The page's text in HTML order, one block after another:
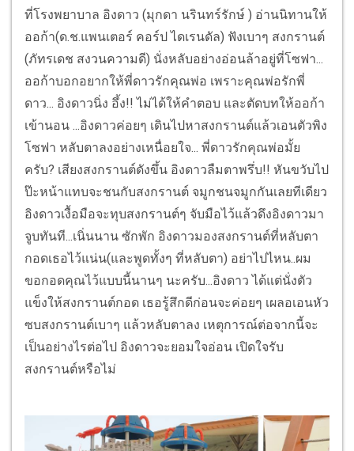
ที่โรงพยาบาล อิงดาว (มุกดา นรินทร์รักษ์ ) อ่านนิทานให้
ออก้า(ด.ช.แพนเตอร์ ​คอร์ป ไดเรนดัล​​) ฟังเบาๆ สงกรานต์
(ภัทรเดช สงวนความดี) นั่งหลับอย่างอ่อนล้าอยู่ที่โซฟา...
ออก้าบอกอยากให้พี่ดาวรักคุณพ่อ เพราะคุณพ่อรักพี่
ดาว... อิงดาวนิ่ง อึ้ง!! ไม่ได้ให้คำตอบ และตัดบทให้ออก้า
เข้านอน ...อิงดาวค่อยๆ เดินไปหาสงกรานต์แล้วเอนตัวพิง
โซฟา หลับตาลงอย่างเหนื่อยใจ... พี่ดาวรักคุณพ่อมั้ย
ครับ? เสียงสงกรานต์ดังขึ้น อิงดาวลืมตาพรึ่บ!! หันขวับไป
ป๊ะหน้าแทบจะชนกับสงกรานต์ จมูกชนจมูกกันเลยทีเดียว
อิงดาวเงื้อมือจะทุบสงกรานต์ๆ จับมือไว้แล้วดึงอิงดาวมา
จูบทันที...เนิ่นนาน ซักพัก อิงดาวมองสงกรานต์ที่หลับตา
กอดเธอไว้แน่น(และพูดทั้งๆ ที่หลับตา) อย่าไปไหน..ผม
ขอกอดคุณไว้แบบนี้นานๆ นะครับ...อิงดาว ได้แต่นั่งตัว
แข็งให้สงกรานต์กอด เธอรู้สึกดีก่อนจะค่อยๆ เผลอเอนหัว
ซบสงกรานต์เบาๆ แล้วหลับตาลง เหตุการณ์ต่อจากนี้จะ
เป็นอย่างไรต่อไป อิงดาวจะยอมใจอ่อน เปิดใจรับ
สงกรานต์หรือไม่